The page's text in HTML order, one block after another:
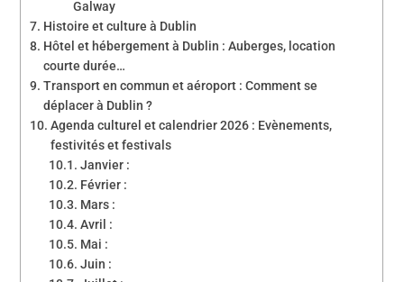
Galway
Histoire et culture à Dublin
Hôtel et hébergement à Dublin : Auberges, location
courte durée…
Transport en commun et aéroport : Comment se
déplacer à Dublin ?
Agenda culturel et calendrier 2026 : Evènements,
festivités et festivals
Janvier :
Février :
Mars :
Avril :
Mai :
Juin :